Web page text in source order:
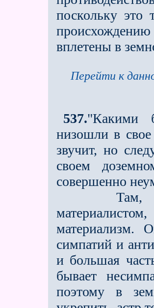
поскольку
происхождению
вплетены в
Перейти к
537."Какими
низошли в
звучит, но
своем
совершенно
Там,
материа­лизм.
симпатий и
и большая
бывает
поэтому в